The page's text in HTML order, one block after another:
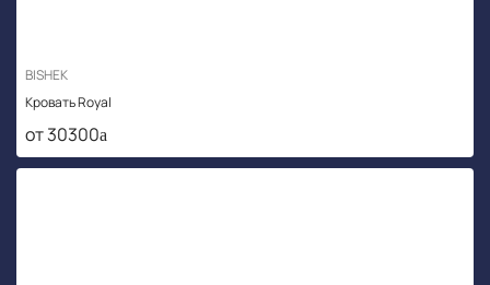
BISHEK
Кровать Royal
от 30300